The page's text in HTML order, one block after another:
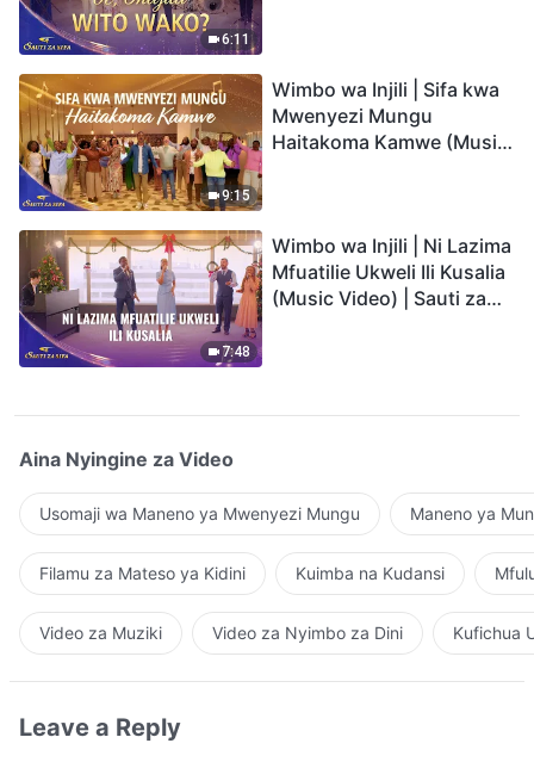
6:11
9:15
Wimbo wa Injili | Sifa kwa
Mwenyezi Mungu
Haitakoma Kamwe (Music
7:48
Wimbo wa Injili | Ni Lazima
Mfuatilie Ukweli Ili Kusalia
(Music Video) | Sauti za
Aina Nyingine za Video
Usomaji wa Maneno ya Mwenyezi Mungu Maneno ya
Filamu za Mateso ya Kidini Kuimba na Kudansi
Video za Muziki Video za Nyimbo za Dini Kufichua
Leave a Reply